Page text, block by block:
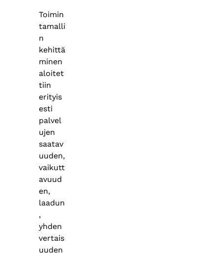
Toimin
tamalli
n
kehittä
minen
aloitet
tiin
erityis
esti
palvel
ujen
saatav
uuden,
vaikutt
avuud
en,
laadun
,
yhden
vertais
uuden